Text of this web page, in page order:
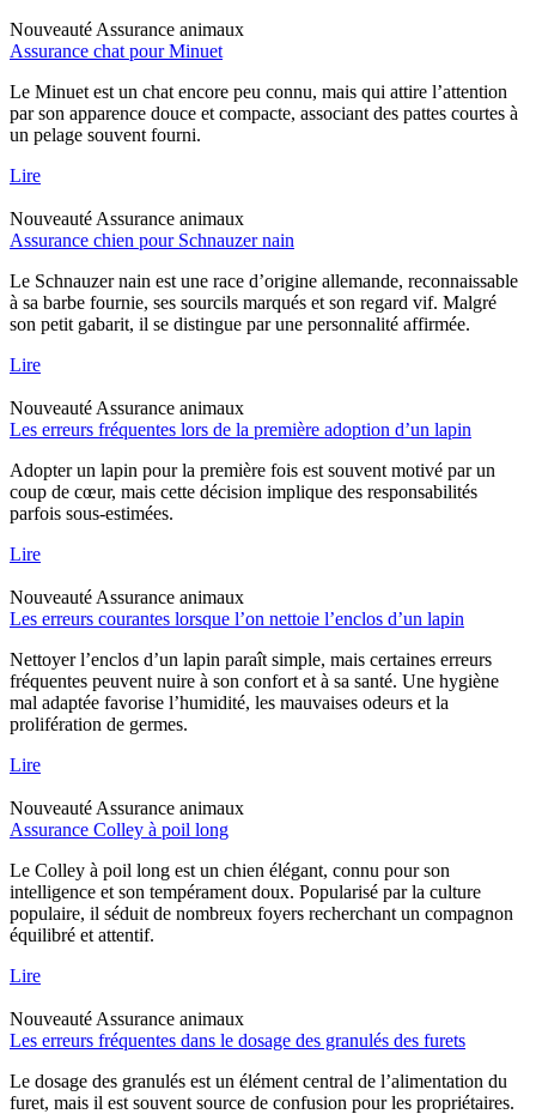
Nouveauté Assurance animaux
Assurance chat pour Minuet
Le Minuet est un chat encore peu connu, mais qui attire l’attention
par son apparence douce et compacte, associant des pattes courtes à
un pelage souvent fourni.
Lire
Nouveauté Assurance animaux
Assurance chien pour Schnauzer nain
Le Schnauzer nain est une race d’origine allemande, reconnaissable
à sa barbe fournie, ses sourcils marqués et son regard vif. Malgré
son petit gabarit, il se distingue par une personnalité affirmée.
Lire
Nouveauté Assurance animaux
Les erreurs fréquentes lors de la première adoption d’un lapin
Adopter un lapin pour la première fois est souvent motivé par un
coup de cœur, mais cette décision implique des responsabilités
parfois sous-estimées.
Lire
Nouveauté Assurance animaux
Les erreurs courantes lorsque l’on nettoie l’enclos d’un lapin
Nettoyer l’enclos d’un lapin paraît simple, mais certaines erreurs
fréquentes peuvent nuire à son confort et à sa santé. Une hygiène
mal adaptée favorise l’humidité, les mauvaises odeurs et la
prolifération de germes.
Lire
Nouveauté Assurance animaux
Assurance Colley à poil long
Le Colley à poil long est un chien élégant, connu pour son
intelligence et son tempérament doux. Popularisé par la culture
populaire, il séduit de nombreux foyers recherchant un compagnon
équilibré et attentif.
Lire
Nouveauté Assurance animaux
Les erreurs fréquentes dans le dosage des granulés des furets
Le dosage des granulés est un élément central de l’alimentation du
furet, mais il est souvent source de confusion pour les propriétaires.